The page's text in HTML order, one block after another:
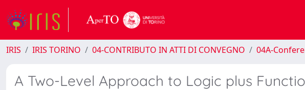
IRIS IRIS TORINO 04-CONTRIBUTO IN ATTI DI CONVEGNO 04A-
A Two-Level Approach to Logic plus